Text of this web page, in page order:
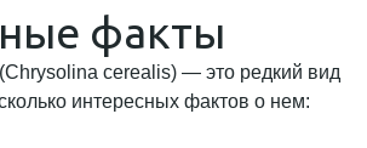
факты
cerealis) — это редкий вид
интересных фактов о нем: